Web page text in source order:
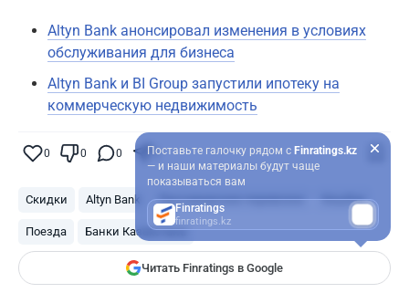
Altyn Bank анонсировал изменения в условиях
обслуживания для бизнеса
Altyn Bank и BI Group запустили ипотеку на
коммерческую недвижимость
0 0 0 0
Скидки Altyn Bank Пассажирские перевозки Кешбэк
Поезда Банки Казахстана
Читать Finratings в Google
Поставьте галочку рядом с Finratings.kz
— и наши материалы будут чаще
показываться вам
Finratings
finratings.kz